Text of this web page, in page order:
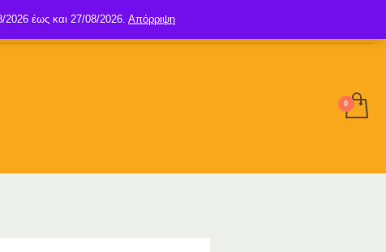
SIGN UP LOGIN
2026 έως και 27/08/2026. Απόρριψη